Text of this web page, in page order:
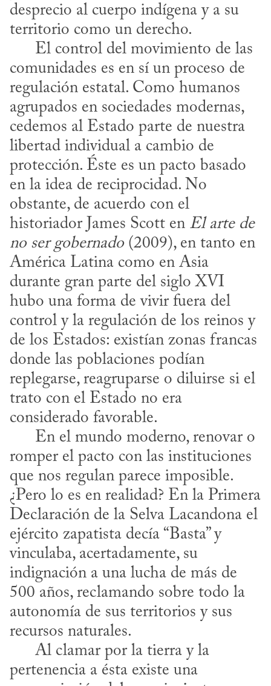
desprecio al cuerpo indígena y a su
territorio como un derecho.
comunidades es en sí un proceso de
regulación estatal. Como humanos
agrupados en sociedades modernas,
cedemos al Estado parte de nuestra
libertad individual a cambio de
protección. Éste es un pacto basado
en la idea de reciprocidad. No
obstante, de acuerdo con el
historiador James Scott en El arte de
no ser gobernado (2009), en tanto en
América Latina como en Asia
durante gran parte del siglo XVI
hubo una forma de vivir fuera del
control y la regulación de los reinos y
de los Estados: existían zonas francas
donde las poblaciones podían
replegarse, reagruparse o diluirse si el
trato con el Estado no era
considerado favorable.
romper el pacto con las instituciones
que nos regulan parece imposible.
¿Pero lo es en realidad? En la Primera
Declaración de la Selva Lacandona el
ejército zapatista decía “Basta” y
vinculaba, acertadamente, su
indignación a una lucha de más de
500 años, reclamando sobre todo la
autonomía de sus territorios y sus
recursos naturales.
pertenencia a ésta existe una